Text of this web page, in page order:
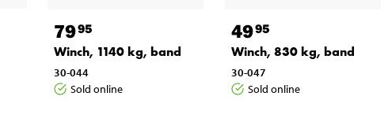
7995
Winch, 1140 kg, band
30-044
Sold online
4995
Winch, 830 kg, band
30-047
Sold online